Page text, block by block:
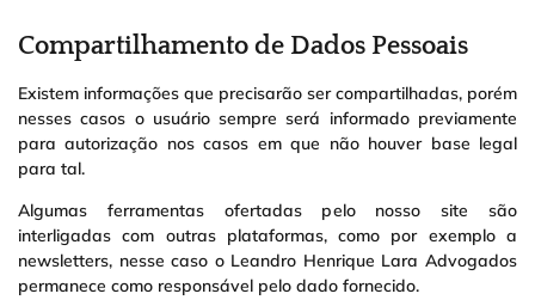
Compartilhamento de Dados Pessoais
Existem informações que precisarão ser compartilhadas, porém
nesses casos o usuário sempre será informado previamente
para autorização nos casos em que não houver base legal
para tal.
Algumas ferramentas ofertadas pelo nosso site são
interligadas com outras plataformas, como por exemplo a
newsletters, nesse caso o Leandro Henrique Lara Advogados
permanece como responsável pelo dado fornecido.